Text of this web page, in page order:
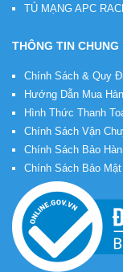
TỦ MẠNG APC
THÔNG TIN CHUNG
Chính Sách & Quy
Hướng Dẫn Mua
Hình Thức Thanh
Chính Sách Vận
Chính Sách Bảo
Chính Sách Bảo